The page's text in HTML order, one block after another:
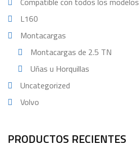
L160
Montacargas
Montacargas de 2.5 TN
Uñas u Horquillas
Uncategorized
Volvo
PRODUCTOS RECIENTES